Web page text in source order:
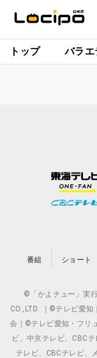
トップ バラエ
番組 ショート
©「かよチュー」実
CO.,LTD. ｜©テレビ愛
会｜©テレビ愛知・フリ
ビ、中京テレビ、CBC
テレビ、CBCテレビ